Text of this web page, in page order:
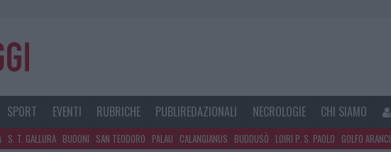
SPORT EVENTI RUBRICHE PUBLIREDAZIONALI NECROLOGIE CHI SIAMO
S. T. GALLURA BUDONI SAN TEODORO PALAU CALANGIANUS BUDDUSÒ LOIRI P. S. PAOLO GOLFO ARANCI